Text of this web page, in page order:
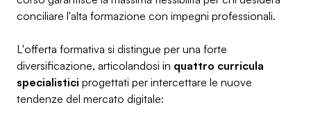
conciliare l'alta formazione con impegni professionali.
L'offerta formativa si distingue per una forte
diversificazione, articolandosi in quattro curricula
specialistici progettati per intercettare le nuove
tendenze del mercato digitale: